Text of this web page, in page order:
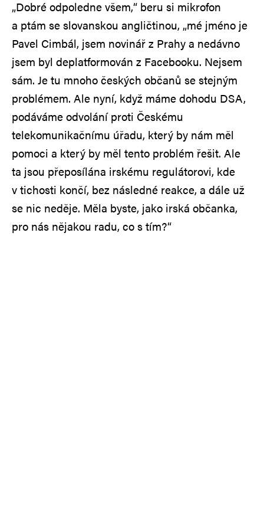
„Dobré odpoledne všem,“ beru si mikrofon
a ptám se slovanskou angličtinou, „mé jméno je
Pavel Cimbál, jsem novinář z Prahy a nedávno
jsem byl deplatformován z Facebooku. Nejsem
sám. Je tu mnoho českých občanů se stejným
problémem. Ale nyní, když máme dohodu DSA,
podáváme odvolání proti Českému
telekomunikačnímu úřadu, který by nám měl
pomoci a který by měl tento problém řešit. Ale
ta jsou přeposílána irskému regulátorovi, kde
v tichosti končí, bez následné reakce, a dále už
se nic neděje. Měla byste, jako irská občanka,
pro nás nějakou radu, co s tím?“